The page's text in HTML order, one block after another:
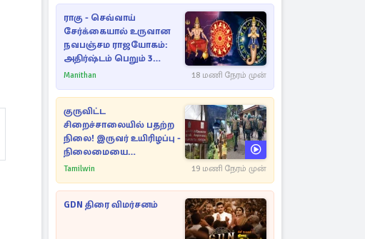
ராகு - செவ்வாய்
சேர்க்கையால் உருவான
நவபஞ்சம ராஜயோகம்:
அதிர்ஷ்டம் பெறும் 3
ராசிகள்!
Manithan 18 மணி நேரம் முன்
குருவிட்ட
சிறைச்சாலையில் பதற்ற
நிலை! இருவர் உயிரிழப்பு -
நிலைமையை
கட்டுப்படுத்த பொலிஸார்
Tamilwin 19 மணி நேரம் முன்
GDN திரை விமர்சனம்